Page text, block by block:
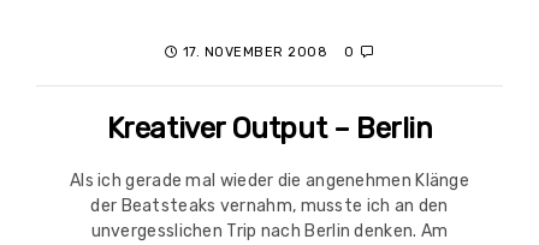
17. NOVEMBER 2008 0
Kreativer Output – Berlin
Als ich gerade mal wieder die angenehmen Klänge
der Beatsteaks vernahm, musste ich an den
unvergesslichen Trip nach Berlin denken. Am